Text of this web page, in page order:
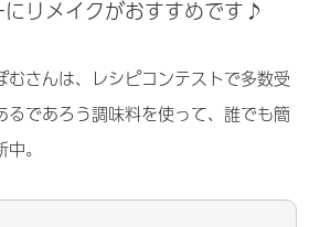
にリメイクがおすすめです♪
むさんは、レシピコンテストで多数受
るであろう調味料を使って、誰でも簡
。